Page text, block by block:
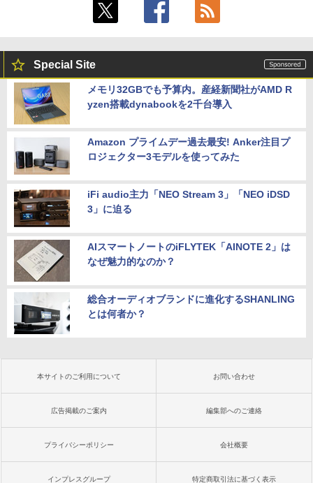
Special Site
メモリ32GBでも予算内。産経新聞社がAMD R
yzen搭載dynabookを2千台導入
Amazon プライムデー過去最安! Anker注目プ
ロジェクター3モデルを使ってみた
iFi audio主力「NEO Stream 3」「NEO iDSD
3」に迫る
AIスマートノートのiFLYTEK「AINOTE 2」は
なぜ魅力的なのか？
総合オーディオブランドに進化するSHANLING
とは何者か？
本サイトのご利用について お問い合わせ
広告掲載のご案内 編集部へのご連絡
プライバシーポリシー 会社概要
インプレスグループ 特定商取引法に基づく表示